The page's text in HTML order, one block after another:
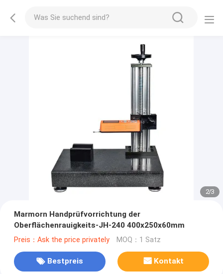
2/3
Marmorn Handprüfvorrichtung der
Oberflächenrauigkeits-JH-240 400x250x60mm
Preis：Ask the price privately MOQ：1 Satz
Bestpreis Kontakt